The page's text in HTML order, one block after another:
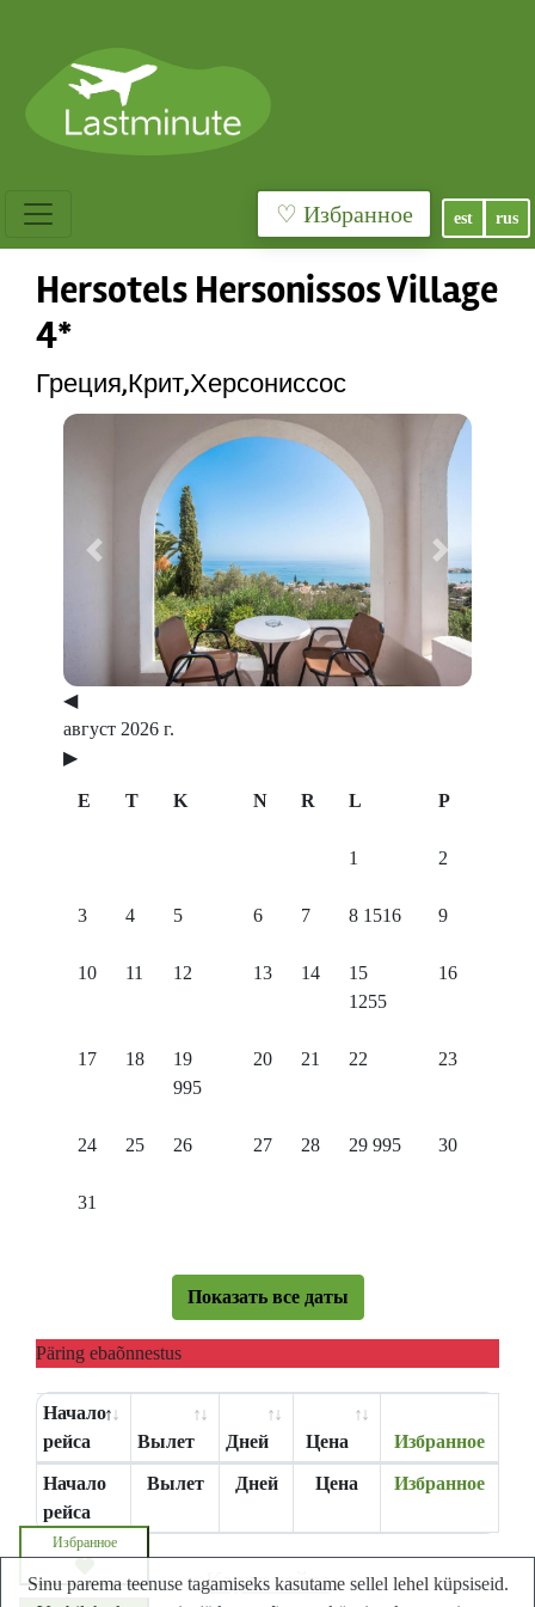
♡ Избранное est rus
Hersotels Hersonissos Village
4*
Греция,Крит,Херсониссос
Previous Next
◀
август 2026 г.
▶
E T K N R L P
1 2
3 4 5 6 7 8 1516 9
10 11 12 13 14
15
1255
16
17 18
19
995
20 21 22 23
24 25 26 27 28 29 995 30
31
Показать все даты
Päring ebaõnnestus
Начало
рейса
Вылет Дней Цена Избранное
Начало
рейса
Вылет Дней Цена Избранное
Избранное
Карта сайта
Sinu parema teenuse tagamiseks kasutame sellel lehel küpsiseid.